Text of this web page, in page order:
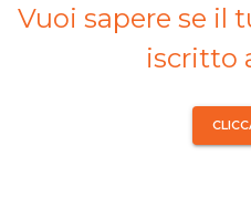
Vuoi sapere se il
iscritto